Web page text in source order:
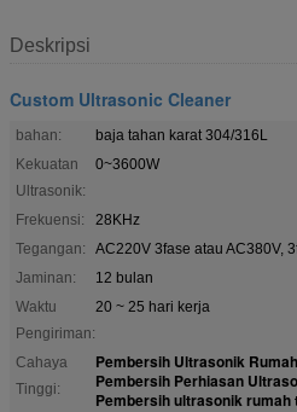
Deskripsi
Custom Ultrasonic Cleaner
bahan:
baja tahan karat 304/316L
Kekuatan
Ultrasonik:
0~3600W
Frekuensi:
28KHz
Tegangan:
AC220V 3fase atau AC380V,
Jaminan:
12 bulan
Waktu
Pengiriman:
20 ~ 25 hari kerja
Cahaya
Tinggi:
Pembersih Ultrasonik Rumah
Pembersih Perhiasan
Pembersih ultrasonik rumah